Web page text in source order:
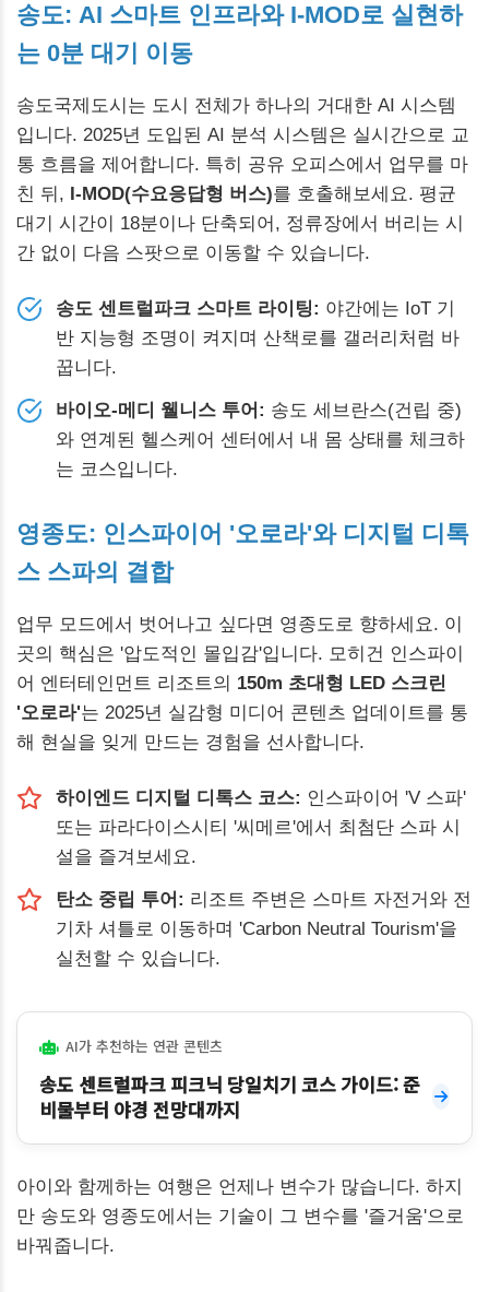
송도: AI 스마트 인프라와 I-MOD로 실현하
는 0분 대기 이동
송도국제도시는 도시 전체가 하나의 거대한 AI 시스템
입니다. 2025년 도입된 AI 분석 시스템은 실시간으로 교
통 흐름을 제어합니다. 특히 공유 오피스에서 업무를 마
친 뒤, I-MOD(수요응답형 버스)를 호출해보세요. 평균
대기 시간이 18분이나 단축되어, 정류장에서 버리는 시
간 없이 다음 스팟으로 이동할 수 있습니다.
송도 센트럴파크 스마트 라이팅: 야간에는 IoT 기
반 지능형 조명이 켜지며 산책로를 갤러리처럼 바
꿉니다.
바이오-메디 웰니스 투어: 송도 세브란스(건립 중)
와 연계된 헬스케어 센터에서 내 몸 상태를 체크하
는 코스입니다.
영종도: 인스파이어 '오로라'와 디지털 디톡
스 스파의 결합
업무 모드에서 벗어나고 싶다면 영종도로 향하세요. 이
곳의 핵심은 '압도적인 몰입감'입니다. 모히건 인스파이
어 엔터테인먼트 리조트의 150m 초대형 LED 스크린
'오로라'는 2025년 실감형 미디어 콘텐츠 업데이트를 통
해 현실을 잊게 만드는 경험을 선사합니다.
하이엔드 디지털 디톡스 코스: 인스파이어 'V 스파'
또는 파라다이스시티 '씨메르'에서 최첨단 스파 시
설을 즐겨보세요.
탄소 중립 투어: 리조트 주변은 스마트 자전거와 전
기차 셔틀로 이동하며 'Carbon Neutral Tourism'을
실천할 수 있습니다.
AI가 추천하는 연관 콘텐츠
송도 센트럴파크 피크닉 당일치기 코스 가이드: 준
비물부터 야경 전망대까지
아이와 함께하는 여행은 언제나 변수가 많습니다. 하지
만 송도와 영종도에서는 기술이 그 변수를 '즐거움'으로
바꿔줍니다.